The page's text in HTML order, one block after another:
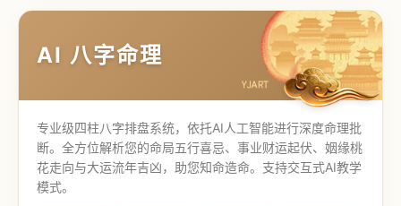
AI 八字命理
专业级四柱八字排盘系统，依托AI人工智能进行深度命理批
断。全方位解析您的命局五行喜忌、事业财运起伏、姻缘桃
花走向与大运流年吉凶，助您知命造命。支持交互式AI教学
模式。